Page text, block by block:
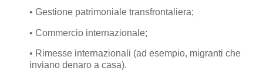
• Gestione patrimoniale transfrontaliera;
• Commercio internazionale;
• Rimesse internazionali (ad esempio, migranti che
inviano denaro a casa).